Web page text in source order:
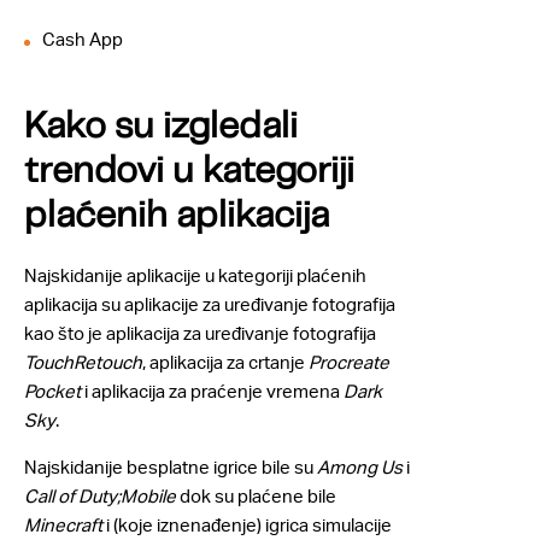
Cash App
Kako su izgledali
trendovi u kategoriji
plaćenih aplikacija
Najskidanije aplikacije u kategoriji plaćenih
aplikacija su aplikacije za uređivanje fotografija
kao što je aplikacija za uređivanje fotografija
TouchRetouch, aplikacija za crtanje Procreate
Pocketi aplikacija za praćenje vremena Dark
Sky.
Najskidanije besplatne igrice bile su Among Usi
Call of Duty;Mobile dok su plaćene bile
Minecrafti (koje iznenađenje) igrica simulacije